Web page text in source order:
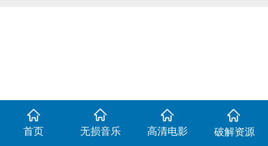
首页 无损音乐 高清电影 破解资源